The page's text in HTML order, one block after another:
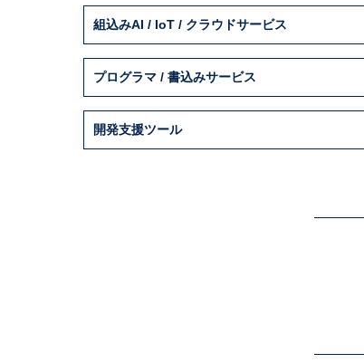
組込みAI / IoT / クラウドサービス
プログラマ / 書込みサービス
開発支援ツール